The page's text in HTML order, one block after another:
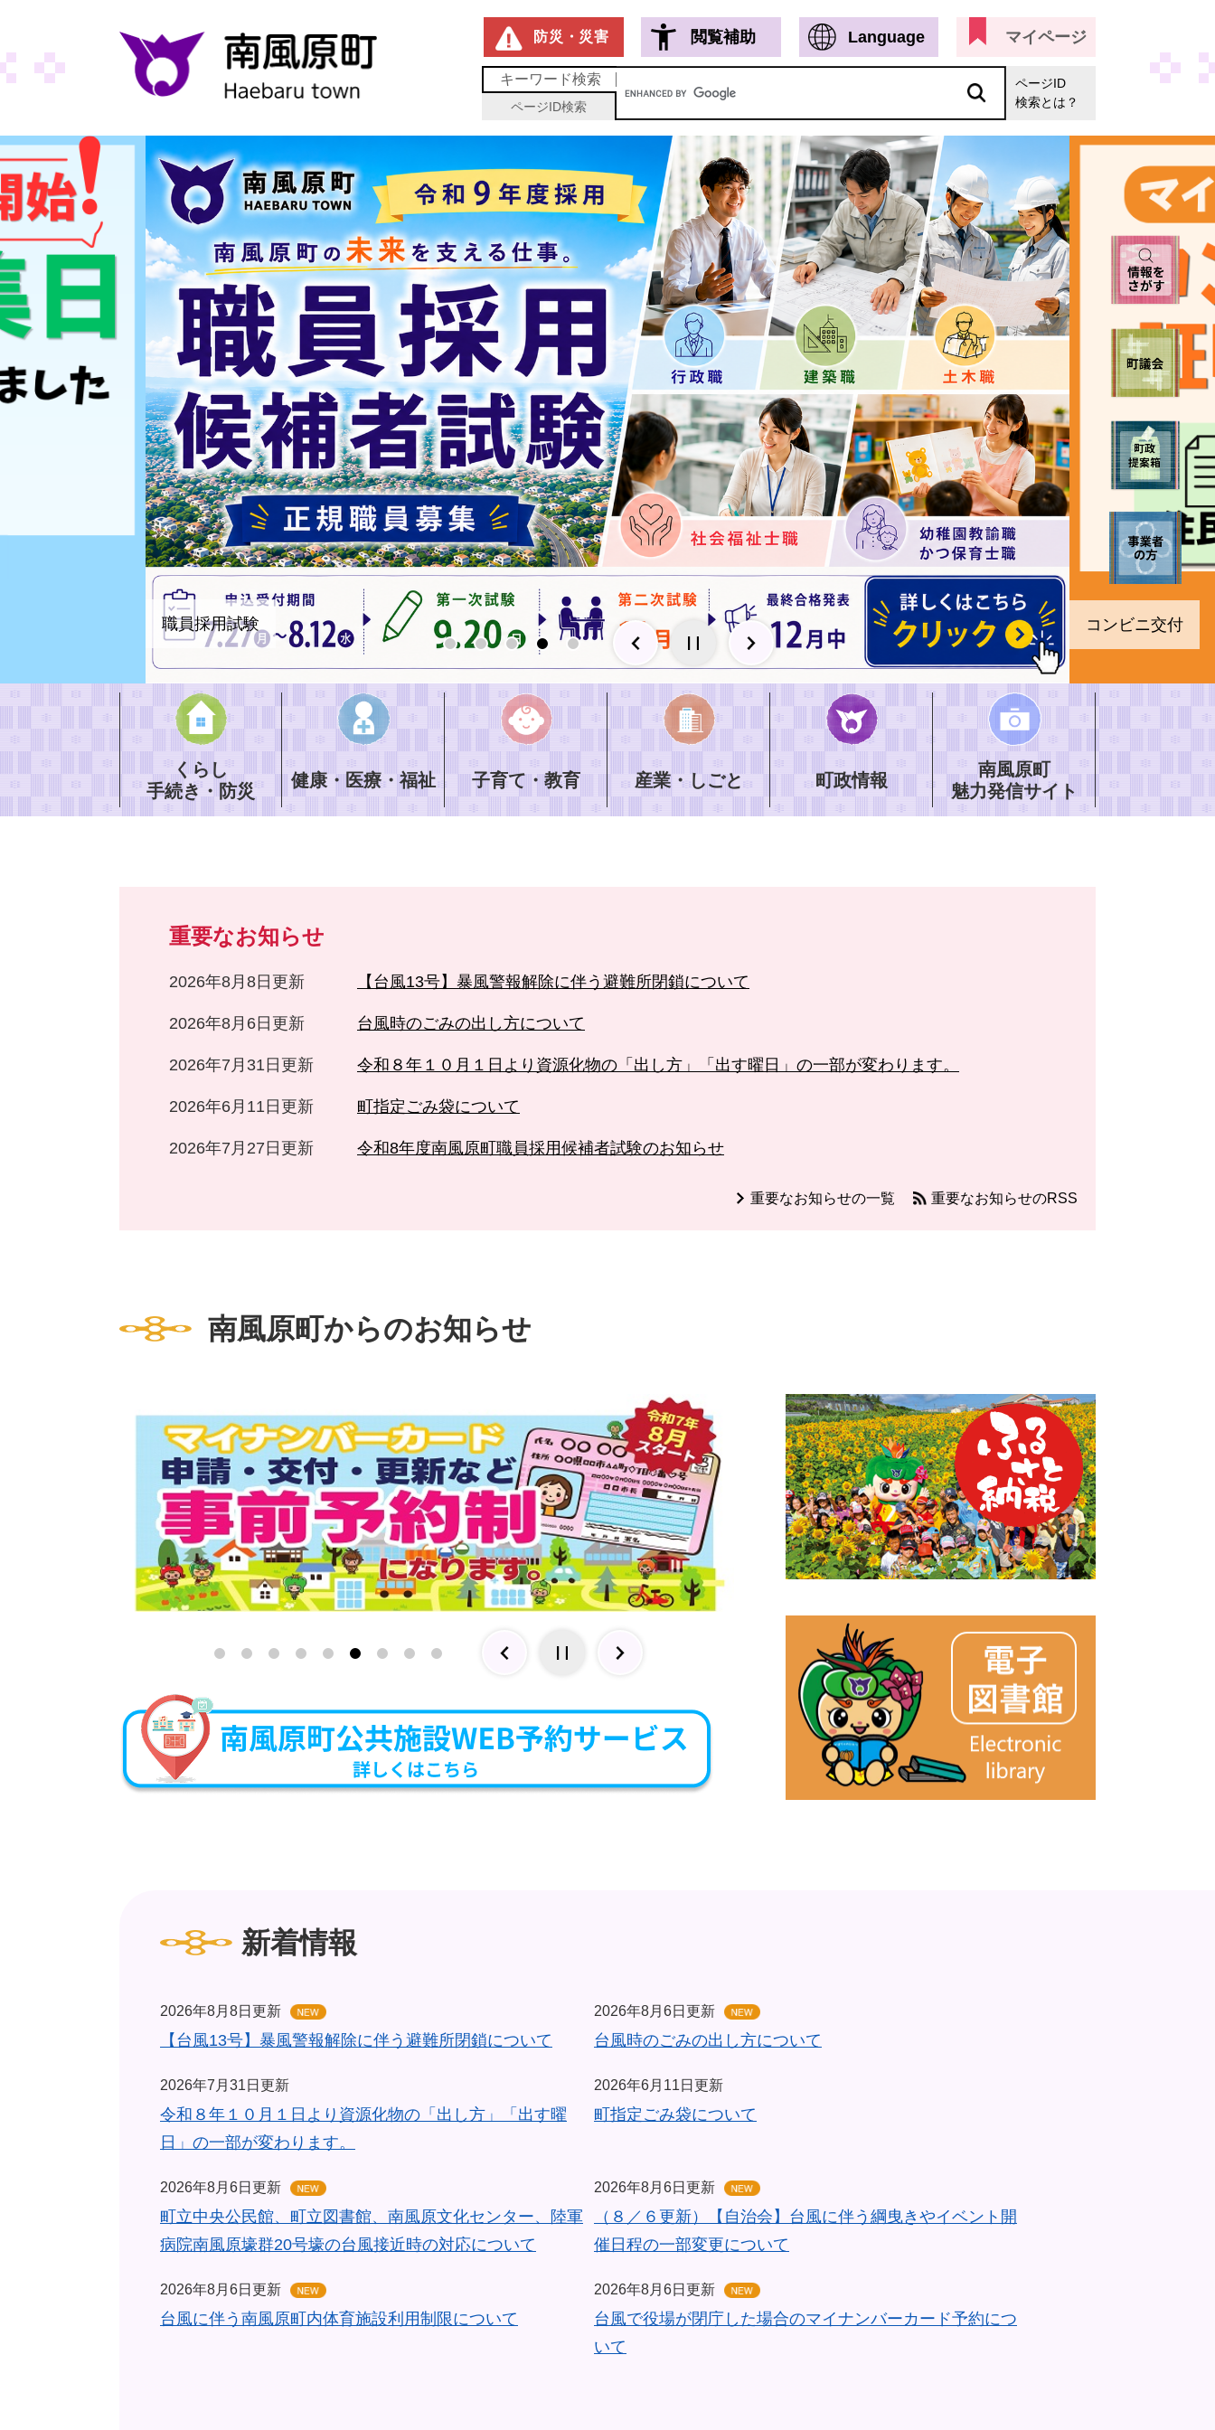
ジ
の
で
す
。
防災・災害 閲覧補助 Language マイページ
キーワード検索
ページID検索
ページID
検索とは？
職員採用試験 コンビニ交付
くらし
手続き・防災
健康・医療・福祉 子育て・教育 産業・しごと 町政情報
南風原町
魅力発信サイト
重要なお知らせ
2026年8月8日更新 【台風13号】暴風警報解除に伴う避難所閉鎖について
2026年8月6日更新 台風時のごみの出し方について
2026年7月31日更新 令和８年１０月１日より資源化物の「出し方」「出す曜日」の一部が変わります。
2026年6月11日更新 町指定ごみ袋について
2026年7月27日更新 令和8年度南風原町職員採用候補者試験のお知らせ
重要なお知らせの一覧 重要なお知らせのRSS
南風原町からのお知らせ
新着情報
2026年8月8日更新
【台風13号】暴風警報解除に伴う避難所閉鎖について
2026年8月6日更新
台風時のごみの出し方について
2026年7月31日更新
令和８年１０月１日より資源化物の「出し方」「出す曜
日」の一部が変わります。
2026年6月11日更新
町指定ごみ袋について
2026年8月6日更新
町立中央公民館、町立図書館、南風原文化センター、陸軍
病院南風原壕群20号壕の台風接近時の対応について
2026年8月6日更新
（８／６更新）【自治会】台風に伴う綱曳きやイベント開
催日程の一部変更について
2026年8月6日更新
台風に伴う南風原町内体育施設利用制限について
2026年8月6日更新
台風で役場が閉庁した場合のマイナンバーカード予約につ
いて